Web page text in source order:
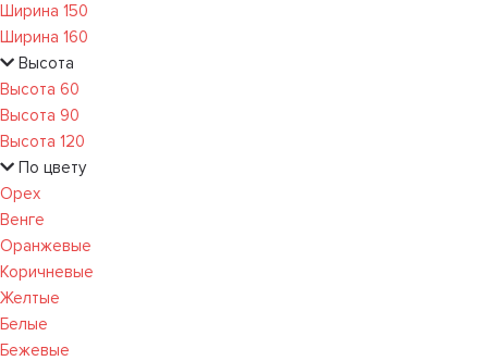
Ширина 150
Ширина 160
Высота
Высота 60
Высота 90
Высота 120
По цвету
Орех
Венге
Оранжевые
Коричневые
Желтые
Белые
Бежевые